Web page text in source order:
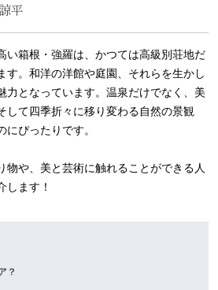
平
い箱根・強羅は、かつては高級別荘地だ
す。和洋の洋館や庭園、それらを生かし
力となっています。温泉だけでなく、美
して四季折々に移り変わる自然の景観
ぴったりです。
物や、美と芸術に触れることができる人
します！
？